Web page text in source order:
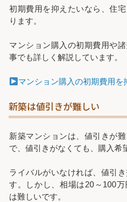
初期費用を抑えたいなら、住
ります。
マンション購入の初期費用や
事でも詳しく解説しています。
マンション購入の初期費用を
新築は値引きが難しい
新築マンションは、値引きが
で、値引きがなくても、購入希
ライバルがいなければ、値引
す。しかし、相場は20～100
は難しいです。